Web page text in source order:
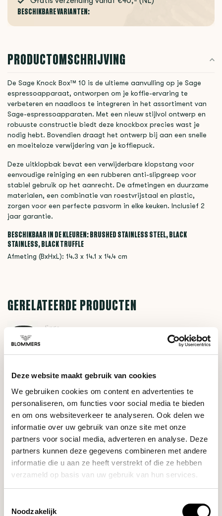
Deze website maakt gebruik van cookies
We gebruiken cookies om content en advertenties te
personaliseren, om functies voor social media te bieden
en om ons websiteverkeer te analyseren. Ook delen we
informatie over uw gebruik van onze site met onze
partners voor social media, adverteren en analyse. Deze
partners kunnen deze gegevens combineren met andere
informatie die u aan ze heeft verstrekt of die ze hebben
verzameld op basis van uw gebruik van hun services.
Noodzakelijk
BESCHIKBARE VARIANTEN:
PRODUCTOMSCHRIJVING
De Sage Knock Box™ 10 is de ultieme aanvulling op je Sage
espressoapparaat, ontworpen om je koffie-ervaring te
verbeteren en naadloos te integreren in het assortiment van
Sage-espressoapparaten. Met een nieuw stijlvol ontwerp en
robuuste constructie biedt deze knockbox precies wast je
nodig hebt. Bovendien draagt het ontwerp bij aan een snelle
en moeiteloze verwijdering van je koffiepuck.
Deze uitklopbak bevat een verwijderbare klopstang voor
eenvoudige reiniging en een rubberen anti-slipgreep voor
stabiel gebruik op het aanrecht. De afmetingen en duurzame
materialen, een combinatie van roestvrijstaal en plastic,
zorgen voor een perfecte pasvorm in elke keuken. Inclusief 2
jaar garantie.
BESCHIKBAAR IN DE KLEUREN: BRUSHED STAINLESS STEEL, BLACK
STAINLESS, BLACK TRUFFLE
Afmeting (BxHxL): 14.3 x 14.1 x 14.4 cm
GERELATEERDE PRODUCTEN
Sage
€46,90
HULP NODIG BIJ JE KEUZE?
Onze koffie-expert helpt je graag verder!
Stel je vraag
RECENT BEKEKEN